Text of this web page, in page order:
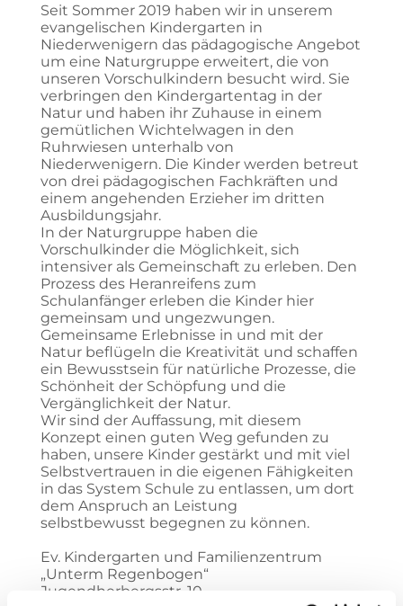
Seit Sommer 2019 haben wir in unserem
evangelischen Kindergarten in
Niederwenigern das pädagogische Angebot
um eine Naturgruppe erweitert, die von
unseren Vorschulkindern besucht wird. Sie
verbringen den Kindergartentag in der
Natur und haben ihr Zuhause in einem
gemütlichen Wichtelwagen in den
Ruhrwiesen unterhalb von
Niederwenigern. Die Kinder werden betreut
von drei pädagogischen Fachkräften und
einem angehenden Erzieher im dritten
Ausbildungsjahr.
In der Naturgruppe haben die
Vorschulkinder die Möglichkeit, sich
intensiver als Gemeinschaft zu erleben. Den
Prozess des Heranreifens zum
Schulanfänger erleben die Kinder hier
gemeinsam und ungezwungen.
Gemeinsame Erlebnisse in und mit der
Natur beflügeln die Kreativität und schaffen
ein Bewusstsein für natürliche Prozesse, die
Schönheit der Schöpfung und die
Vergänglichkeit der Natur.
Wir sind der Auffassung, mit diesem
Konzept einen guten Weg gefunden zu
haben, unsere Kinder gestärkt und mit viel
Selbstvertrauen in die eigenen Fähigkeiten
in das System Schule zu entlassen, um dort
dem Anspruch an Leistung
selbstbewusst begegnen zu können.
Ev. Kindergarten und Familienzentrum
„Unterm Regenbogen“
Jugendherbergsstr. 10